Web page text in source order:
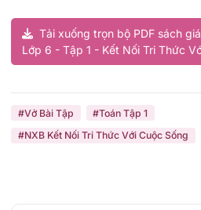
Tải xuống trọn bộ PDF sách
Lớp 6 - Tập 1 - Kết Nối Tri Thức
#Vở Bài Tập
#Toán Tập 1
#NXB Kết Nối Tri Thức Với Cuộc Sống